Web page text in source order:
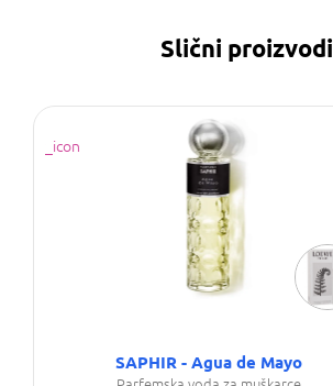
Slični proizvodi
SAPHIR - Agua de Mayo